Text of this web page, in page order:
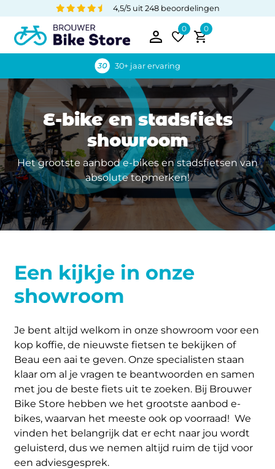
4,5/5 uit 248 beoordelingen
0 0
30+ jaar ervaring
E-bike en stadsfiets
showroom
Het grootste aanbod e-bikes en stadsfietsen van
absolute topmerken!
Een kijkje in onze
showroom
Je bent altijd welkom in onze showroom voor een
kop koffie, de nieuwste fietsen te bekijken of
Beau een aai te geven. Onze specialisten staan
klaar om al je vragen te beantwoorden en samen
met jou de beste fiets uit te zoeken. Bij Brouwer
Bike Store hebben we het grootste aanbod e-
bikes, waarvan het meeste ook op voorraad! We
vinden het belangrijk dat er echt naar jou wordt
geluisterd, dus we nemen altijd ruim de tijd voor
een adviesgesprek.